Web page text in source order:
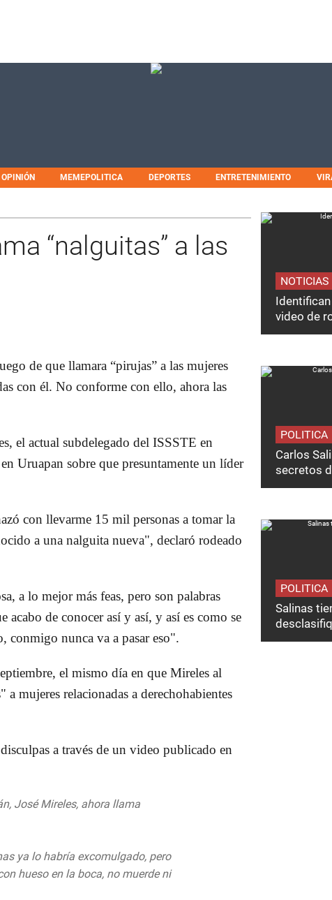
OPINIÓN MEMEPOLITICA DEPORTES ENTRETENIMIENTO
“nalguitas” a las
de que llamara “pirujas” a las mujeres
con él. No conforme con ello, ahora las
el actual subdelegado del ISSSTE en
Uruapan sobre que presuntamente un líder
con llevarme 15 mil personas a tomar la
a una nalguita nueva", declaró rodeado
a lo mejor más feas, pero son palabras
acabo de conocer así y así, y así es como se
conmigo nunca va a pasar eso".
el mismo día en que Mireles al
mujeres relacionadas a derechohabientes
a través de un video publicado en
José Mireles, ahora llama
ya lo habría excomulgado, pero
hueso en la boca, no muerde ni
NOTICIAS
video de
POLITICA
Carlos
secretos
POLITICA
Salinas